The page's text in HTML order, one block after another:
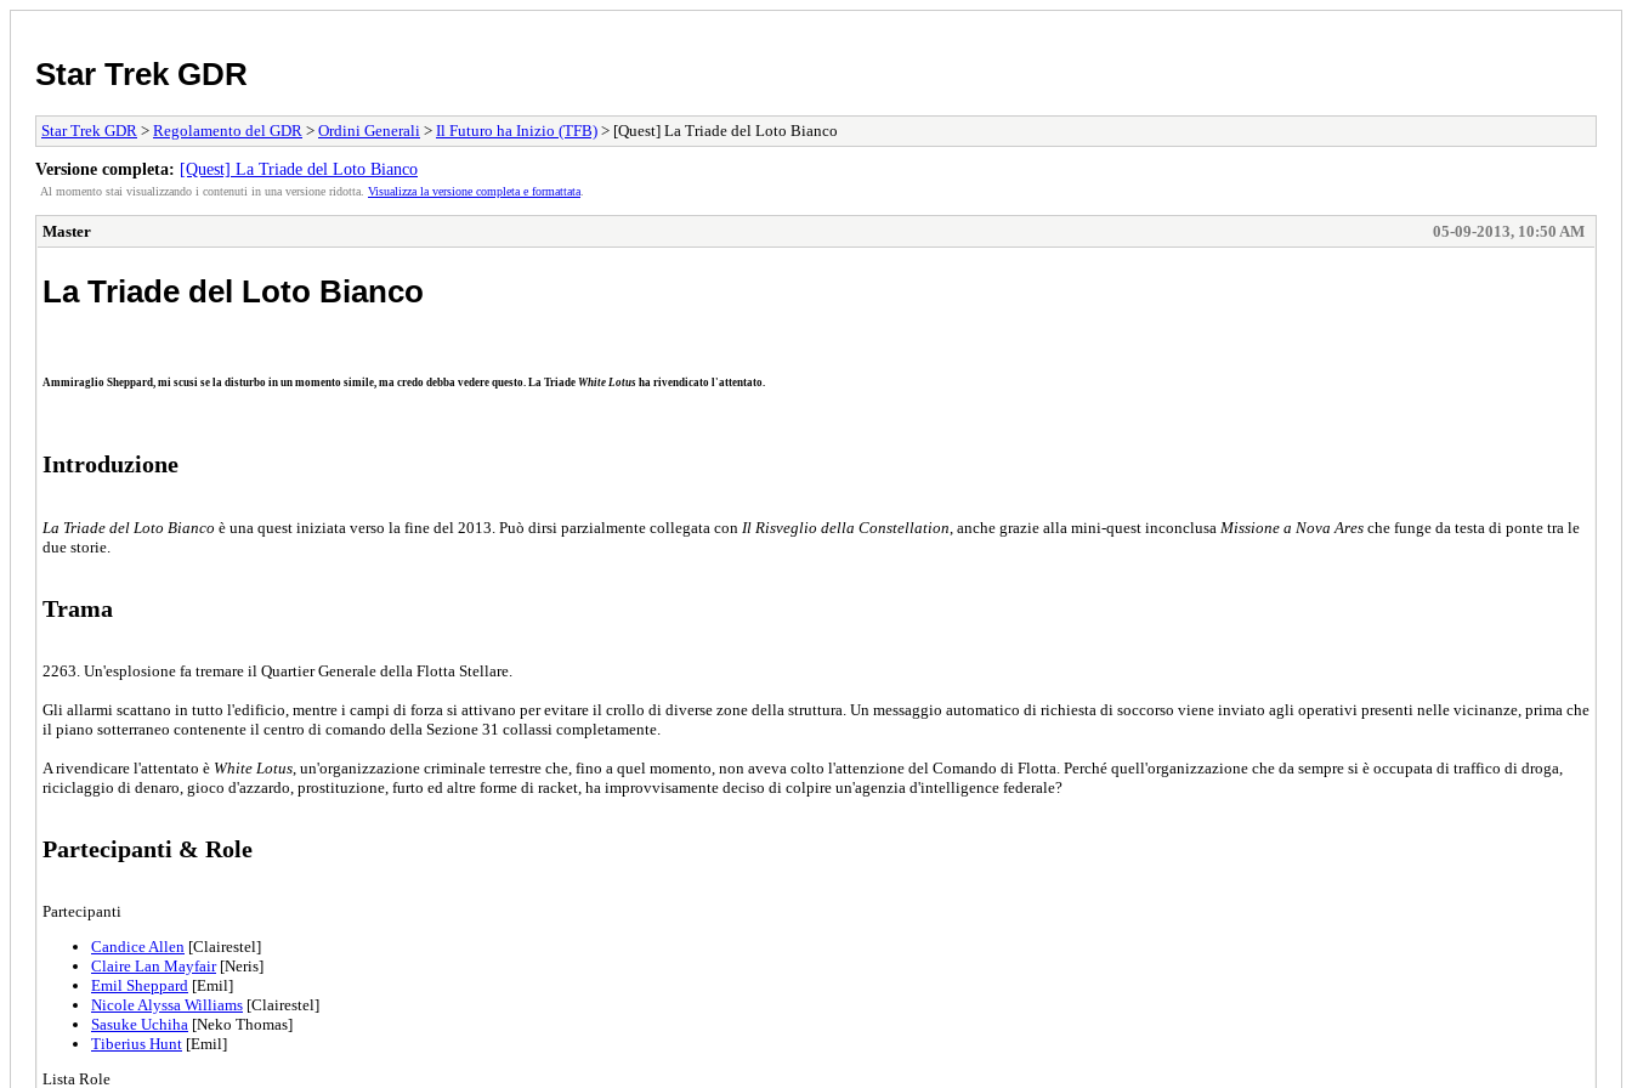
Star Trek GDR
Star Trek GDR > Regolamento del GDR > Ordini Generali > Il Futuro ha Inizio (TFB) > [Quest] La Triade del Loto Bianco
Versione completa: [Quest] La Triade del Loto Bianco
Al momento stai visualizzando i contenuti in una versione ridotta. Visualizza la versione completa e formattata
Master 05-09-2013, 10:50 AM
La Triade del Loto Bianco
Ammiraglio Sheppard, mi scusi se la disturbo in un momento simile, ma credo debba vedere questo. La Triade White Lotus ha rivendicato l'attentato.
Introduzione
La Triade del Loto Bianco è una quest iniziata verso la fine del 2013. Può dirsi parzialmente collegata con Il Risveglio della Constellation , anche grazie alla mini-quest inconclusa Missione a Nova Ares che funge da testa di ponte tra le
due storie.
Trama
2263. Un'esplosione fa tremare il Quartier Generale della Flotta Stellare.
Gli allarmi scattano in tutto l'edificio, mentre i campi di forza si attivano per evitare il crollo di diverse zone della struttura. Un messaggio automatico di richiesta di soccorso viene inviato agli operativi presenti nelle vicinanze, prima che
il piano sotterraneo contenente il centro di comando della Sezione 31 collassi completamente.
A rivendicare l'attentato è White Lotus , un'organizzazione criminale terrestre che, fino a quel momento, non aveva colto l'attenzione del Comando di Flotta. Perché quell'organizzazione che da sempre si è occupata di traffico di droga,
riciclaggio di denaro, gioco d'azzardo, prostituzione, furto ed altre forme di racket, ha improvvisamente deciso di colpire un'agenzia d'intelligence federale?
Partecipanti & Role
Partecipanti
Candice Allen [Clairestel]
Claire Lan Mayfair[Neris]
Emil Sheppard [Emil]
Nicole Alyssa Williams [Clairestel]
Sasuke Uchiha [Neko Thomas]
Tiberius Hunt [Emil]
Lista Role